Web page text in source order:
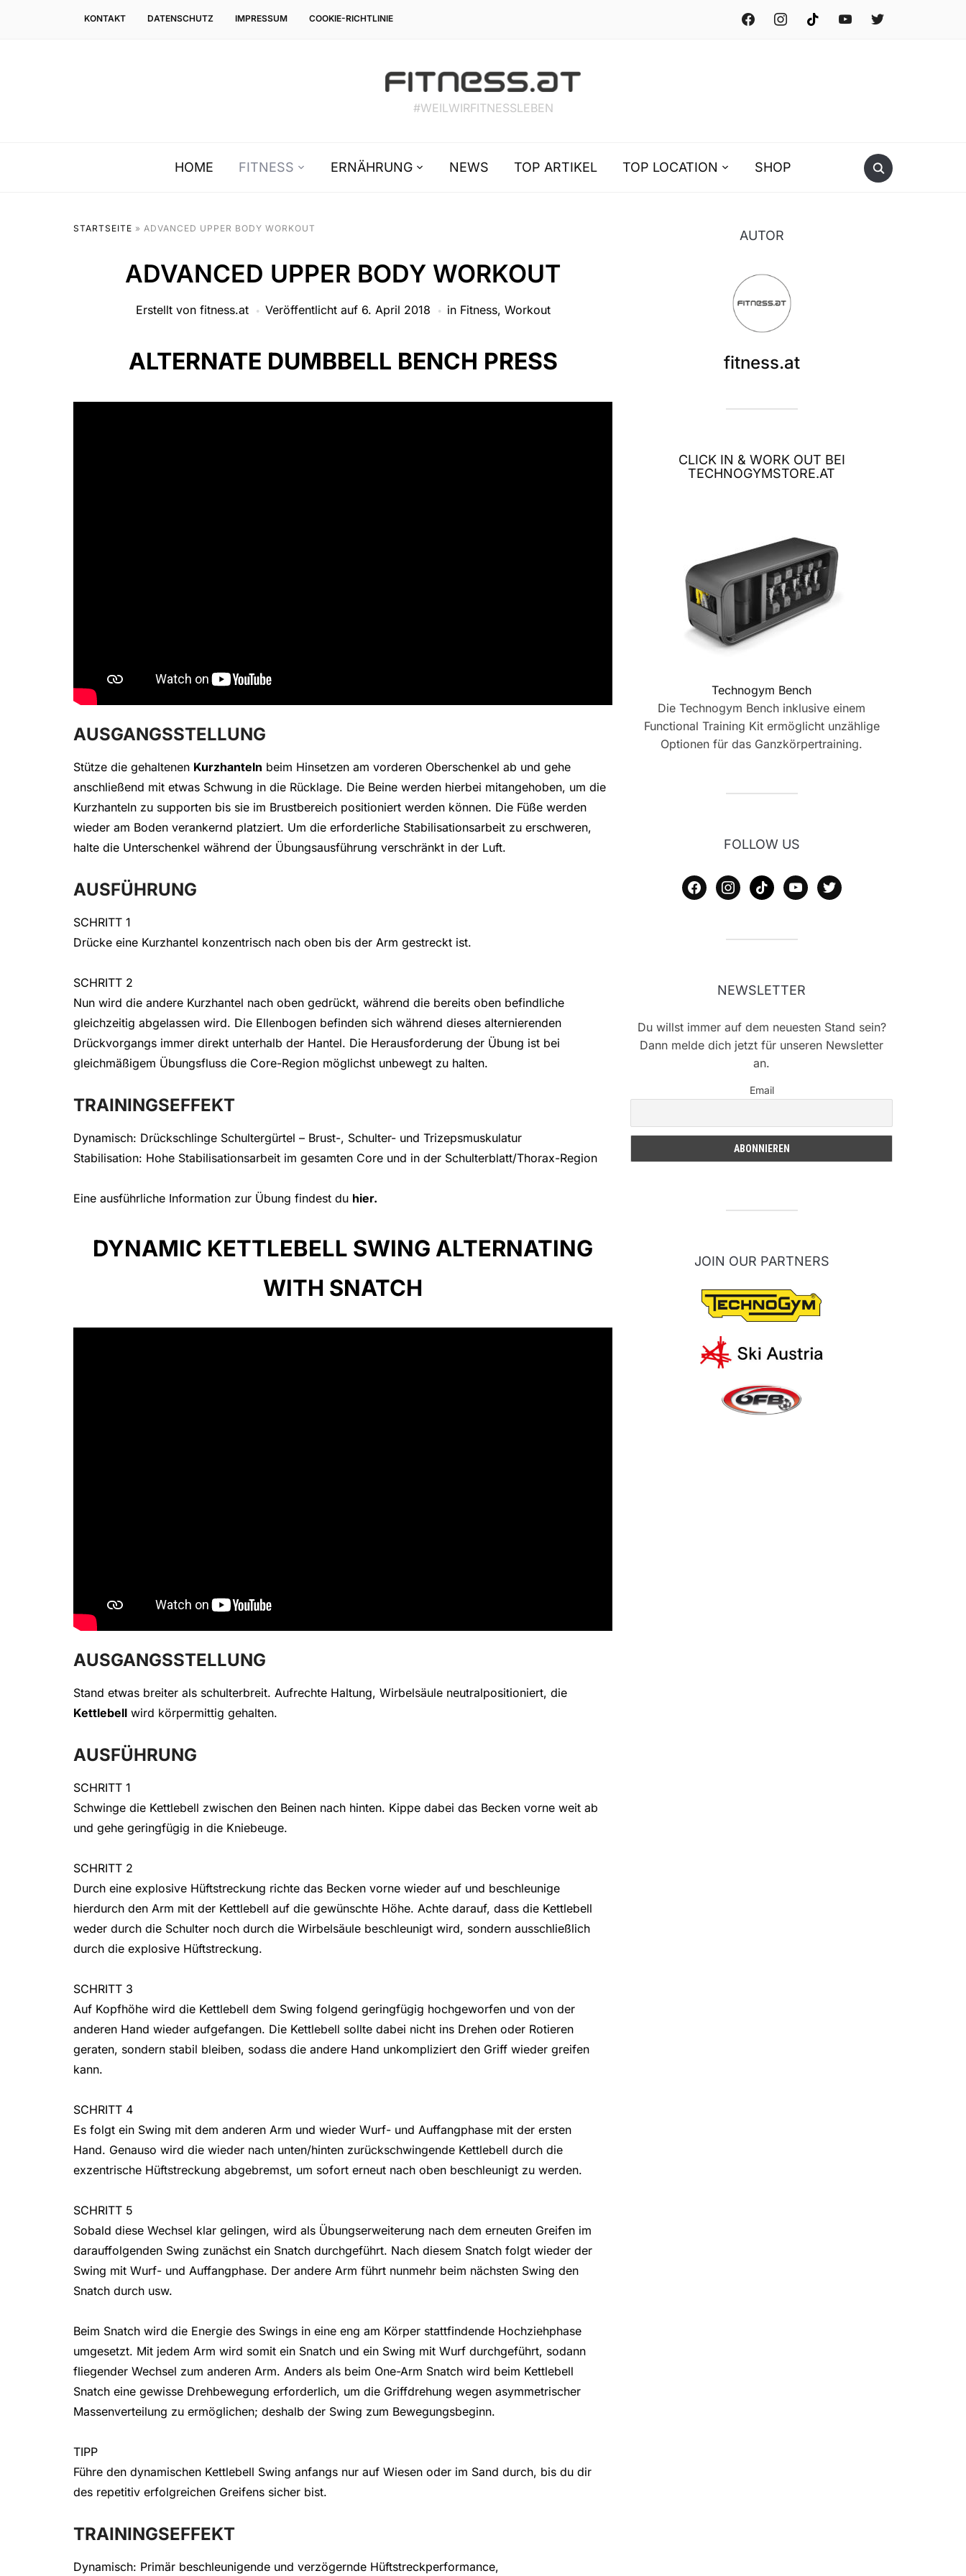
facebook instagramtiktok youtube twitter
KONTAKT DATENSCHUTZ IMPRESSUM COOKIE-RICHTLINIE
#WEILWIRFITNESSLEBEN
HOME FITNESS ERNÄHRUNG NEWS TOP ARTIKEL TOP LOCATION SHOP
STARTSEITE » ADVANCED UPPER BODY WORKOUT
ADVANCED UPPER BODY WORKOUT
Erstellt von fitness.at Veröffentlicht auf 6. April 2018 in Fitness, Workout
ALTERNATE DUMBBELL BENCH PRESS
AUSGANGSSTELLUNG
Stütze die gehaltenen Kurzhanteln beim Hinsetzen am vorderen Oberschenkel ab und gehe
anschließend mit etwas Schwung in die Rücklage. Die Beine werden hierbei mitangehoben, um die
Kurzhanteln zu supporten bis sie im Brustbereich positioniert werden können. Die Füße werden
wieder am Boden verankernd platziert. Um die erforderliche Stabilisationsarbeit zu erschweren,
halte die Unterschenkel während der Übungsausführung verschränkt in der Luft.
AUSFÜHRUNG
SCHRITT 1
Drücke eine Kurzhantel konzentrisch nach oben bis der Arm gestreckt ist.
SCHRITT 2
Nun wird die andere Kurzhantel nach oben gedrückt, während die bereits oben befindliche
gleichzeitig abgelassen wird. Die Ellenbogen befinden sich während dieses alternierenden
Drückvorgangs immer direkt unterhalb der Hantel. Die Herausforderung der Übung ist bei
gleichmäßigem Übungsfluss die Core-Region möglichst unbewegt zu halten.
TRAININGSEFFEKT
Dynamisch: Drückschlinge Schultergürtel – Brust-, Schulter- und Trizepsmuskulatur
Stabilisation: Hohe Stabilisationsarbeit im gesamten Core und in der Schulterblatt/Thorax-Region
Eine ausführliche Information zur Übung findest du hier.
DYNAMIC KETTLEBELL SWING ALTERNATING
WITH SNATCH
AUSGANGSSTELLUNG
Stand etwas breiter als schulterbreit. Aufrechte Haltung, Wirbelsäule neutralpositioniert, die
Kettlebell wird körpermittig gehalten.
AUSFÜHRUNG
SCHRITT 1
Schwinge die Kettlebell zwischen den Beinen nach hinten. Kippe dabei das Becken vorne weit ab
und gehe geringfügig in die Kniebeuge.
SCHRITT 2
Durch eine explosive Hüftstreckung richte das Becken vorne wieder auf und beschleunige
hierdurch den Arm mit der Kettlebell auf die gewünschte Höhe. Achte darauf, dass die Kettlebell
weder durch die Schulter noch durch die Wirbelsäule beschleunigt wird, sondern ausschließlich
durch die explosive Hüftstreckung.
SCHRITT 3
Auf Kopfhöhe wird die Kettlebell dem Swing folgend geringfügig hochgeworfen und von der
anderen Hand wieder aufgefangen. Die Kettlebell sollte dabei nicht ins Drehen oder Rotieren
geraten, sondern stabil bleiben, sodass die andere Hand unkompliziert den Griff wieder greifen
kann.
SCHRITT 4
Es folgt ein Swing mit dem anderen Arm und wieder Wurf- und Auffangphase mit der ersten
Hand. Genauso wird die wieder nach unten/hinten zurückschwingende Kettlebell durch die
exzentrische Hüftstreckung abgebremst, um sofort erneut nach oben beschleunigt zu werden.
SCHRITT 5
Sobald diese Wechsel klar gelingen, wird als Übungserweiterung nach dem erneuten Greifen im
darauffolgenden Swing zunächst ein Snatch durchgeführt. Nach diesem Snatch folgt wieder der
Swing mit Wurf- und Auffangphase. Der andere Arm führt nunmehr beim nächsten Swing den
Snatch durch usw.
Beim Snatch wird die Energie des Swings in eine eng am Körper stattfindende Hochziehphase
umgesetzt. Mit jedem Arm wird somit ein Snatch und ein Swing mit Wurf durchgeführt, sodann
fliegender Wechsel zum anderen Arm. Anders als beim One-Arm Snatch wird beim Kettlebell
Snatch eine gewisse Drehbewegung erforderlich, um die Griffdrehung wegen asymmetrischer
Massenverteilung zu ermöglichen; deshalb der Swing zum Bewegungsbeginn.
TIPP
Führe den dynamischen Kettlebell Swing anfangs nur auf Wiesen oder im Sand durch, bis du dir
des repetitiv erfolgreichen Greifens sicher bist.
TRAININGSEFFEKT
Dynamisch: Primär beschleunigende und verzögernde Hüftstreckperformance,
AUTOR
fitness.at
CLICK IN & WORK OUT BEI
TECHNOGYMSTORE.AT
Technogym Bench
Die Technogym Bench inklusive einem
Functional Training Kit ermöglicht unzählige
Optionen für das Ganzkörpertraining.
FOLLOW US
facebookinstagram
tiktok youtubetwitter
NEWSLETTER
Du willst immer auf dem neuesten Stand sein?
Dann melde dich jetzt für unseren Newsletter
an.
Email
JOIN OUR PARTNERS